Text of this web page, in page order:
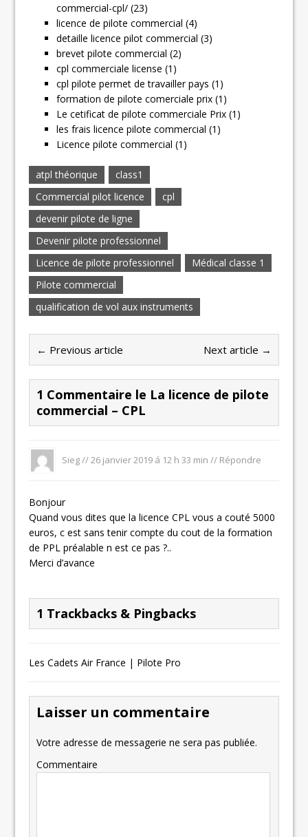
commercial-cpl/ (23)
licence de pilote commercial (4)
detaille licence pilot commercial (3)
brevet pilote commercial (2)
cpl commerciale license (1)
cpl pilote permet de travailler pays (1)
formation de pilote comerciale prix (1)
Le cetificat de pilote commerciale Prix (1)
les frais licence pilote commercial (1)
Licence pilote commercial (1)
atpl théorique
class1
Commercial pilot licence
cpl
devenir pilote de ligne
Devenir pilote professionnel
Licence de pilote professionnel
Médical classe 1
Pilote commercial
qualification de vol aux instruments
← Previous article Next article →
1 Commentaire le La licence de pilote
commercial – CPL
Sieg // 26 janvier 2019 á 12 h 33 min // Répondre
Bonjour
Quand vous dites que la licence CPL vous a couté 5000
euros, c est sans tenir compte du cout de la formation
de PPL préalable n est ce pas ?..
Merci d’avance
1 Trackbacks & Pingbacks
Les Cadets Air France | Pilote Pro
Laisser un commentaire
Votre adresse de messagerie ne sera pas publiée.
Commentaire